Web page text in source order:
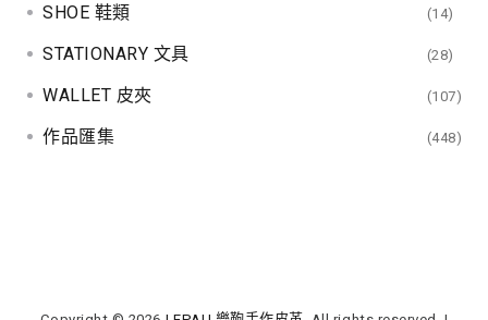
SHOE 鞋類 (14)
STATIONARY 文具 (28)
WALLET 皮夾 (107)
作品匯集 (448)